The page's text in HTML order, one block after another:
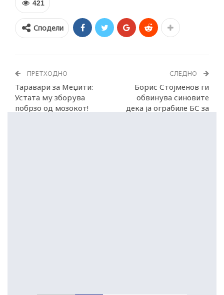
421
Сподели
ПРЕТХОДНО
Таравари за Меџити:
Устата му зборува
побрзо од мозокот!
СЛЕДНО
Борис Стојменов ги
обвинува синовите
дека ја ограбиле БС за